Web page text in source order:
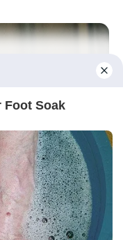
KAMI IKLAN
Good And Evil!